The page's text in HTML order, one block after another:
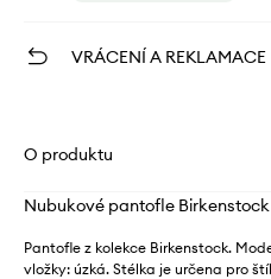
VRÁCENÍ A REKLAMACE
O produktu
Nubukové pantofle
Pantofle z kolekce Birkenstock.
vložky: úzká. Stélka je určena pro